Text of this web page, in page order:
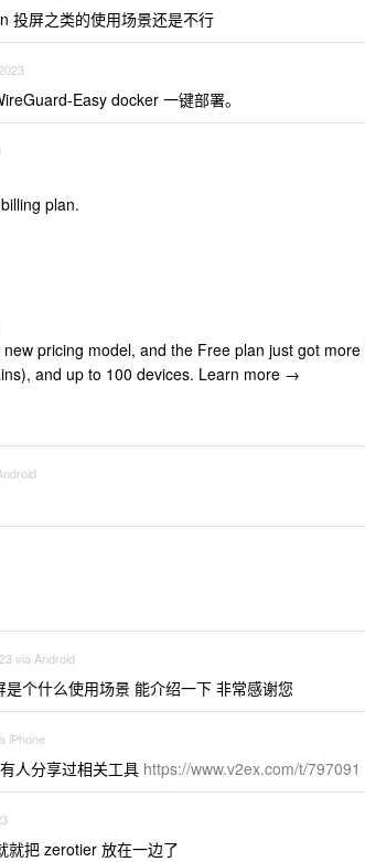
投屏之类的使用场景还是不行
Easy docker 一键部署。
plan.
pricing model, and the Free plan just got
and up to 100 devices. Learn more →
via Android
是个什么使用场景 能介绍一下 非常感谢您
iPhone
人分享过相关工具 https://www.v2ex.com/t/797091
就把 zerotier 放在一边了